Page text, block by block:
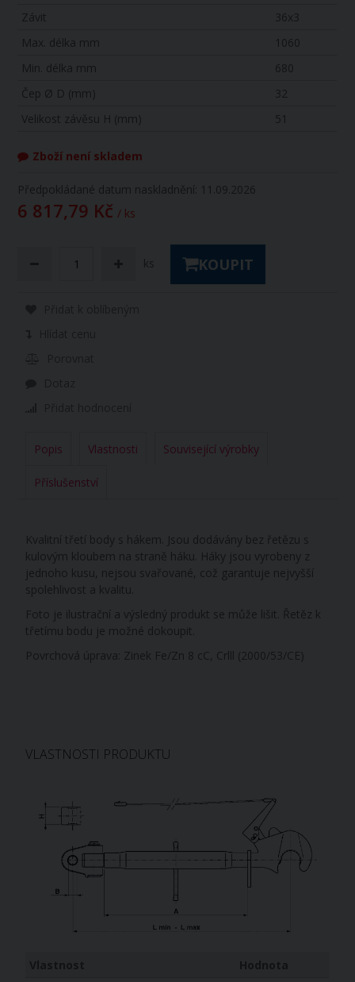
Závit
36x3
Max. délka mm
1060
Min. délka mm
680
Čep Ø D (mm)
32
Velikost závěsu H (mm)
51
Zboží není skladem
Předpokládané datum naskladnění: 11.09.2026
6 817,79 Kč / ks
ks KOUPIT
Popis Vlastnosti Související výrobky
Příslušenství
Kvalitní třetí body s hákem. Jsou dodávány bez řetězu s
kulovým kloubem na straně háku. Háky jsou vyrobeny z
jednoho kusu, nejsou svařované, což garantuje nejvyšší
spolehlivost a kvalitu.
Foto je ilustrační a výsledný produkt se může lišit. Řetěz k
třetímu bodu je možné dokoupit.
Povrchová úprava: Zinek Fe/Zn 8 cC, Crlll (2000/53/CE)
VLASTNOSTI PRODUKTU